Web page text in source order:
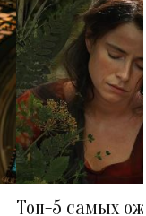
Топ-5 самых